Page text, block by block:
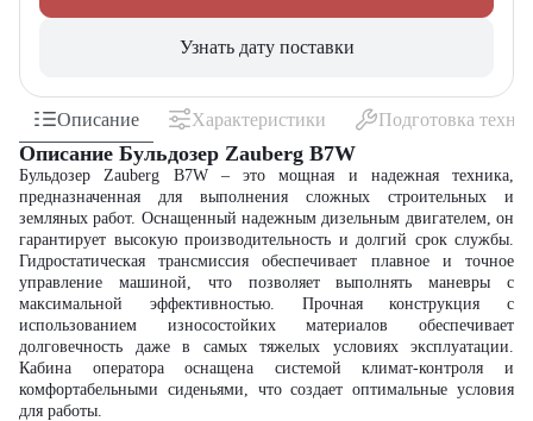
Узнать дату поставки
Описание Характеристики Подготовка
Описание Бульдозер Zauberg B7W
Бульдозер Zauberg B7W – это мощная и надежная техника,
предназначенная для выполнения сложных строительных и
земляных работ. Оснащенный надежным дизельным двигателем, он
гарантирует высокую производительность и долгий срок службы.
Гидростатическая трансмиссия обеспечивает плавное и точное
управление машиной, что позволяет выполнять маневры с
максимальной эффективностью. Прочная конструкция с
использованием износостойких материалов обеспечивает
долговечность даже в самых тяжелых условиях эксплуатации.
Кабина оператора оснащена системой климат-контроля и
комфортабельными сиденьями, что создает оптимальные условия
для работы.